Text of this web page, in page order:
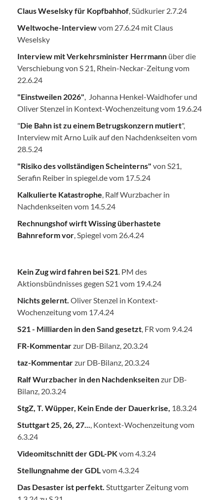
Claus Weselsky für Kopfbahhof , Südkurier 2.7.24
Weltwoche-Interviewvom 27.6.24 mit Claus
Weselsky
Interview mit Verkehrsminister Herrmann über die
Verschiebung von S 21, Rhein-Neckar-Zeitung vom
22.6.24
"Einstweilen 2026" , Johanna Henkel-Waidhofer und
Oliver Stenzel in Kontext-Wochenzeitung vom 19.6.24
"Die Bahn ist zu einem Betrugskonzern mutiert",
Interview mit Arno Luik auf den Nachdenkseiten vom
28.5.24
"Risiko des vollständigen Scheinterns" von S21,
Serafin Reiber in spiegel.de vom 17.5.24
Kalkulierte Katastrophe , Ralf Wurzbacher in
Nachdenkseiten vom 14.5.24
Rechnungshof wirft Wissing überhastete
Bahnreform vor , Spiegel vom 26.4.24
Kein Zug wird fahren bei S21 . PM des
Aktionsbündnisses gegen S21 vom 19.4.24
Nichts gelernt. Oliver Stenzel in Kontext-
Wochenzeitung vom 17.4.24
S21 - Milliarden in den Sand gesetzt , FR vom 9.4.24
FR-Kommentarzur DB-Bilanz, 20.3.24
taz-Kommentarzur DB-Bilanz, 20.3.24
Ralf Wurzbacher in den Nachdenkseitenzur DB-
Bilanz, 20.3.24
StgZ, T. Wüpper, Kein Ende der Dauerkrise, 18.3.24
Stuttgart 25, 26, 27...
, Kontext-Wochenzeitung vom
6.3.24
Videomitschnitt der GDL-PKvom 4.3.24
Stellungnahme der GDL vom 4.3.24
Das Desaster ist perfekt. Stuttgarter Zeitung vom